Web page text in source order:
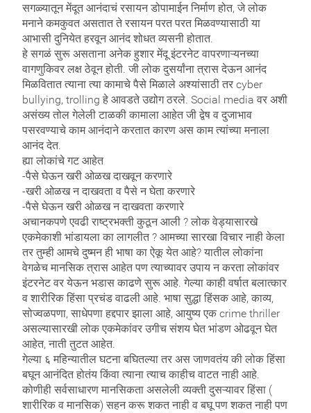
सगळ्यातून मेंदूत आनंदाचं रसायन डोपामाईन निर्माण होत, जे लोक
मनाने कमकुवत असतात ते रसायन परत परत मिळवण्यासाठी या
आभासी दुनियेत हरवून आनंद शोधत व्यसनी होतात.
हे सगळं सुरू असताना अनेक हुशार मेंदू इंटरनेट वापरणाऱ्यनच्या
वागणुकिवर लक्ष ठेवून होती. जी लोक दुसर्यांना त्रास देऊन आनंद
मिळवितात त्याना त्या कामाचे पैसे मिळाले अश्यांसाठी तर cyber
bullying, trolling हे आवडते उद्योग ठरले. Social media वर अशी
असंख्य तोल गेलेली टाळकी कामाला आहेत जी द्वेष व दुजाभाव
पसरवण्याचे काम आनंदाने करतात कारण अस काम त्यांच्या मनाला
आनंद देत.
ह्या लोकांचे गट आहेत
-पैसे घेऊन खरी ओळख दाखवून करणारे
-खरी ओळख न दाखवता व पैसे न घेता करणारे
-पैसे घेऊन खरी ओळख न दाखवता करणारे
अचानकपणे एवढी राष्ट्रभक्ती कुठून आली ? लोक वेड्यासारखे
एकमेकाशी भांडायला का लागलीत ? आमच्या सारखा विचार नाही केला
तर तुम्ही आमचे दुष्मन ही भाषा का ऐकू येत आहे? यातील लोकांना
वेगळेच मानसिक त्रास आहेत पण त्याच्यावर उपाय न करता लोकांवर
इंटरनेट वर येऊन भडास काढणे सुरू आहे. गेल्या काही वर्षात बलात्कार
व शारीरिक हिंसा प्रचंड वाढली आहे. भाषा सुद्धा हिंसक आहे, काव्य,
सोज्वळपणा, साधेपणा हद्दपार झाला आहे, आयुष्य एक crime thriller
असल्यासारखी लोक एकमेकांवर उगीच संशय घेत भांडण ओढवून घेत
आहेत, नाती तुटत आहेत.
गेल्या ६ महिन्यातील घटना बघितल्या तर अस जाणवतंय की लोक हिंसा
बघून आनंदित होतंय किंवा त्याना त्याच काहीच वाटत नाही आहे.
कोणीही सर्वसाधारण मानसिकता असलेली व्यक्ती दुसऱ्यावर हिंसा (
शारीरिक व मानसिक) सहन करू शकत नाही व बघू पण शकत नाही पण